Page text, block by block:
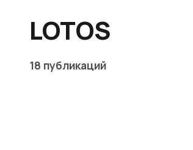
LOTOS
18 публикаций